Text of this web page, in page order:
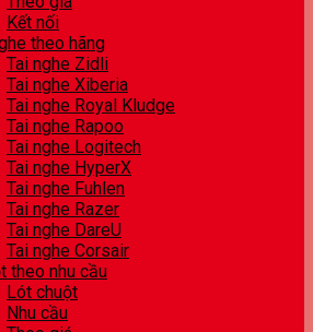
Kết nối
theo hãng
Tai nghe Zidli
Tai nghe Xiberia
Tai nghe Royal Kludge
Tai nghe Rapoo
Tai nghe Logitech
Tai nghe HyperX
Tai nghe Fuhlen
Tai nghe Razer
Tai nghe DareU
Tai nghe Corsair
theo nhu cầu
Lót chuột
Nhu cầu